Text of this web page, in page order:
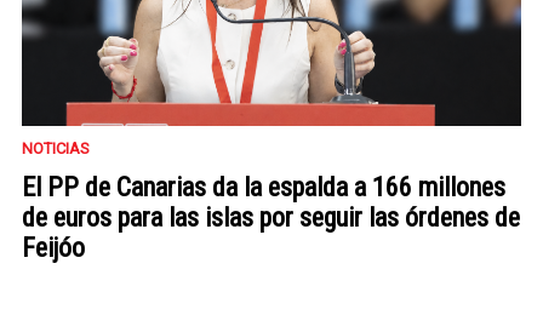
NOTICIAS
El PP de Canarias da la espalda a 166 millones
de euros para las islas por seguir las órdenes de
Feijóo